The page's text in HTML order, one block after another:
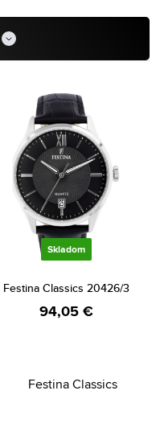
Skladom
Festina Classics 20426/3
94,05 €